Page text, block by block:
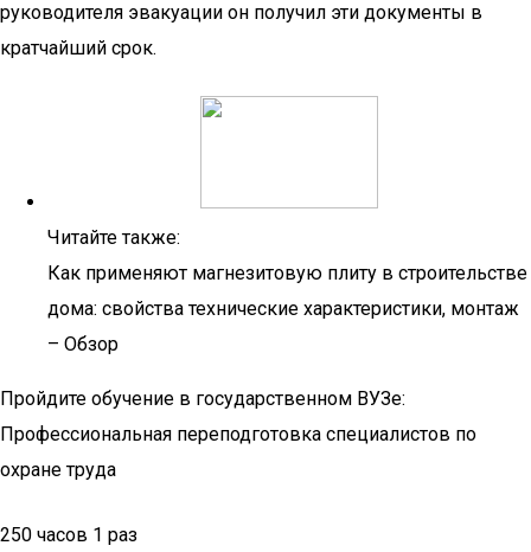
руководителя эвакуации он получил эти документы в
кратчайший срок.
Читайте также:
Как применяют магнезитовую плиту в строительстве
дома: свойства технические характеристики, монтаж
– Обзор
Пройдите обучение в государственном ВУЗе:
Профессиональная переподготовка специалистов по
охране труда
250 часов 1 раз